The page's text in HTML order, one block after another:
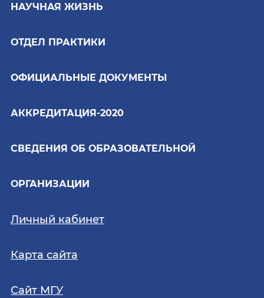
НАУЧНАЯ ЖИЗНЬ
ОТДЕЛ ПРАКТИКИ
ОФИЦИАЛЬНЫЕ ДОКУМЕНТЫ
АККРЕДИТАЦИЯ-2020
СВЕДЕНИЯ ОБ ОБРАЗОВАТЕЛЬНОЙ
ОРГАНИЗАЦИИ
Личный кабинет
Карта сайта
Сайт МГУ